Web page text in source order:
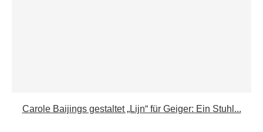
Carole Baijings gestaltet „Lijn“ für Geiger: Ein Stuhl...